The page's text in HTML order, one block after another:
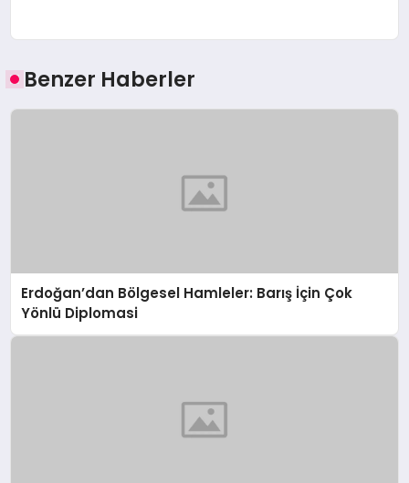
Benzer Haberler
Erdoğan’dan Bölgesel Hamleler: Barış İçin Çok
Yönlü Diplomasi